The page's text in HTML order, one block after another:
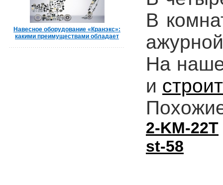
Навесное оборудование «Кранэкс»:
какими преимуществами обладает
В
На
и
2-KM-22T
st-58